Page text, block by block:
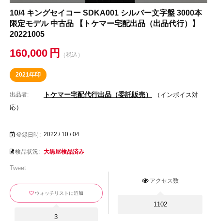
10/4 キングセイコー SDKA001 シルバー文字盤 3000本
限定モデル 中古品 【トケマー宅配出品（出品代行）】
20221005
160,000 円 （税込）
2021年印
出品者: トケマー宅配代行出品（委託販売）
（インボイス対
応）
登録日時: 2022 / 10 / 04
検品状況: 大黒屋検品済み
Tweet
アクセス数
1102
ウォッチリストに追加
3